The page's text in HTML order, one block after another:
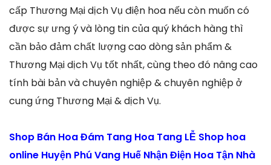
cấp Thương Mại dịch Vụ điện hoa nếu còn muốn có
được sự ưng ý và lòng tin của quý khách hàng thì
cần bảo đảm chất lượng cao dòng sản phẩm &
Thương Mại dịch Vụ tốt nhất, cùng theo đó nâng cao
tính bài bản và chuyên nghiệp & chuyên nghiệp ở
cung ứng Thương Mại & dịch Vụ.
Shop Bán Hoa Đám Tang Hoa Tang LỄ Shop hoa
online Huyện Phú Vang Huế Nhận Điện Hoa Tận Nhà